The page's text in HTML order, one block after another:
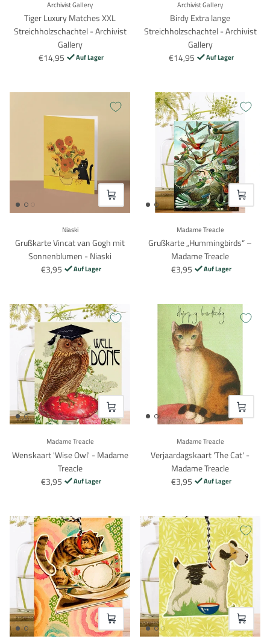
Archivist Gallery
Tiger Luxury Matches XXL
Streichholzschachtel - Archivist
Gallery
€14,95
Auf Lager
Archivist Gallery
Birdy Extra lange
Streichholzschachtel - Archivist
Gallery
€14,95
Auf Lager
VOEG TOE
Niaski
Grußkarte Vincat van Gogh mit
Sonnenblumen - Niaski
€3,95
Auf Lager
VOEG TOE
Madame Treacle
Grußkarte „Hummingbirds“ –
Madame Treacle
€3,95
Auf Lager
VOEG TOE
Madame Treacle
Wenskaart 'Wise Owl' - Madame
Treacle
€3,95
Auf Lager
VOEG TOE
Madame Treacle
Verjaardagskaart 'The Cat' -
Madame Treacle
€3,95
Auf Lager
VOEG TOE VOEG TOE